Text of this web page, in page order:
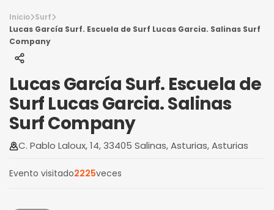
Inicio Surf
Lucas García Surf. Escuela de Surf Lucas Garcia. Salinas Surf
Company
Lucas García Surf. Escuela de
Surf Lucas Garcia. Salinas
Surf Company
C. Pablo Laloux, 14, 33405 Salinas, Asturias, Asturias
Evento visitado2225veces